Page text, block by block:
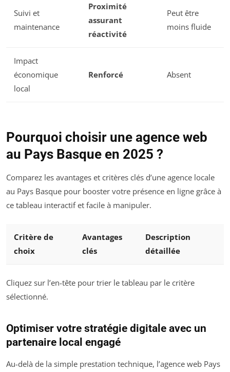
Suivi et
maintenance
Proximité
assurant
réactivité
Peut être
moins fluide
Impact
économique
local
Renforcé Absent
Pourquoi choisir une agence web
au Pays Basque en 2025 ?
Comparez les avantages et critères clés d’une agence locale
au Pays Basque pour booster votre présence en ligne grâce à
ce tableau interactif et facile à manipuler.
Critère de
choix
Avantages
clés
Description
détaillée
Cliquez sur l’en-tête pour trier le tableau par le critère
sélectionné.
Optimiser votre stratégie digitale avec un
partenaire local engagé
Au-delà de la simple prestation technique, l’agence web Pays